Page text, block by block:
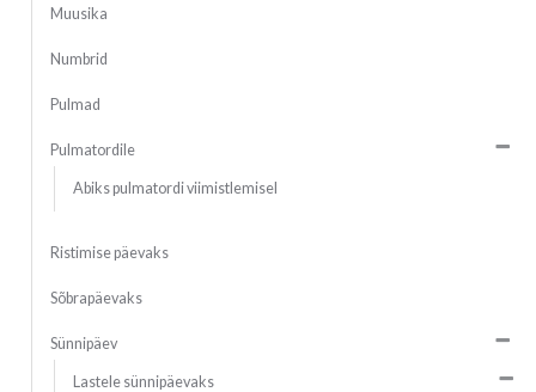
Muusika
Numbrid
Pulmad
Pulmatordile
Abiks pulmatordi viimistlemisel
Ristimise päevaks
Sõbrapäevaks
Sünnipäev
Lastele sünnipäevaks